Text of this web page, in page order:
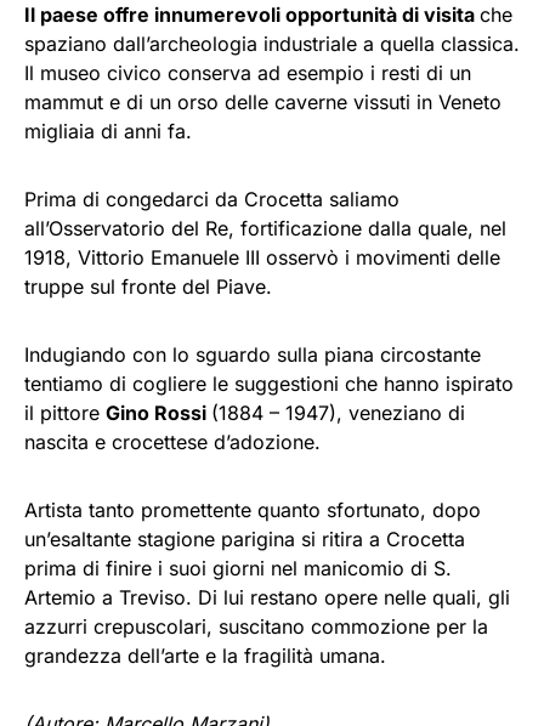
Il paese offre innumerevoli opportunità di visita che
spaziano dall’archeologia industriale a quella classica.
Il museo civico conserva ad esempio i resti di un
mammut e di un orso delle caverne vissuti in Veneto
migliaia di anni fa.
Prima di congedarci da Crocetta saliamo
all’Osservatorio del Re, fortificazione dalla quale, nel
1918, Vittorio Emanuele III osservò i movimenti delle
truppe sul fronte del Piave.
Indugiando con lo sguardo sulla piana circostante
tentiamo di cogliere le suggestioni che hanno ispirato
il pittore Gino Rossi (1884 – 1947), veneziano di
nascita e crocettese d’adozione.
Artista tanto promettente quanto sfortunato, dopo
un’esaltante stagione parigina si ritira a Crocetta
prima di finire i suoi giorni nel manicomio di S.
Artemio a Treviso. Di lui restano opere nelle quali, gli
azzurri crepuscolari, suscitano commozione per la
grandezza dell’arte e la fragilità umana.